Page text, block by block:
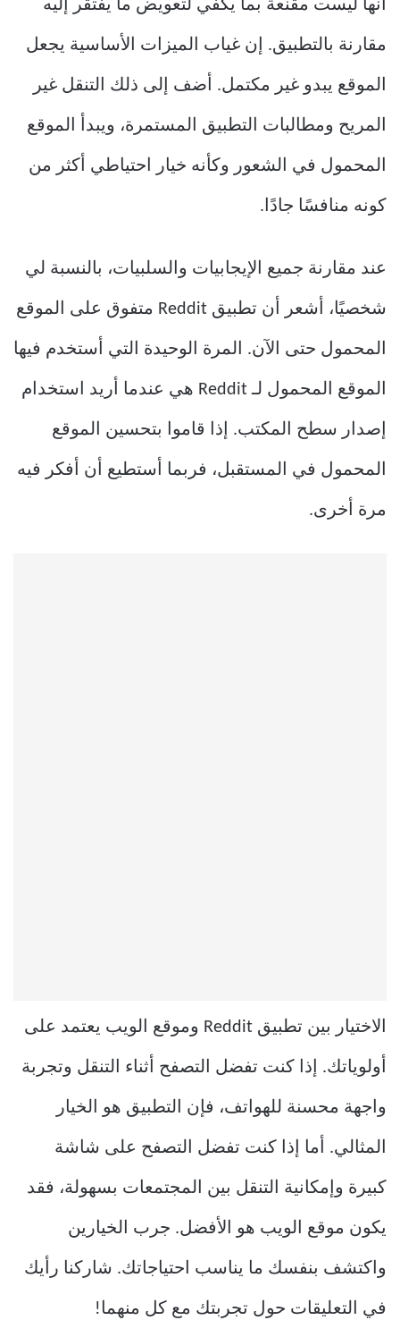
أنها ليست مقنعة بما يكفي لتعويض ما يفتقر إليه
مقارنة بالتطبيق. إن غياب الميزات الأساسية يجعل
الموقع يبدو غير مكتمل. أضف إلى ذلك التنقل غير
المريح ومطالبات التطبيق المستمرة، ويبدأ الموقع
المحمول في الشعور وكأنه خيار احتياطي أكثر من
كونه منافسًا جادًا.
عند مقارنة جميع الإيجابيات والسلبيات، بالنسبة لي
شخصيًا، أشعر أن تطبيق Reddit متفوق على الموقع
المحمول حتى الآن. المرة الوحيدة التي أستخدم فيها
الموقع المحمول لـ Reddit هي عندما أريد استخدام
إصدار سطح المكتب. إذا قاموا بتحسين الموقع
المحمول في المستقبل، فربما أستطيع أن أفكر فيه
مرة أخرى.
الاختيار بين تطبيق Reddit وموقع الويب يعتمد على
أولوياتك. إذا كنت تفضل التصفح أثناء التنقل وتجربة
واجهة محسنة للهواتف، فإن التطبيق هو الخيار
المثالي. أما إذا كنت تفضل التصفح على شاشة
كبيرة وإمكانية التنقل بين المجتمعات بسهولة، فقد
يكون موقع الويب هو الأفضل. جرب الخيارين
واكتشف بنفسك ما يناسب احتياجاتك. شاركنا رأيك
في التعليقات حول تجربتك مع كل منهما!